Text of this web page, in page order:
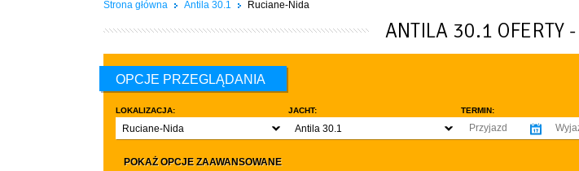
Strona główna Antila 30.1 Ruciane-Nida
ANTILA 30.1 OFERTY
OPCJE PRZEGLĄDANIA
LOKALIZACJA:
Ruciane-Nida
JACHT:
Antila 30.1
TERMIN:
LICZBA OSÓB:
POKAŻ OPCJE ZAAWANSOWANE